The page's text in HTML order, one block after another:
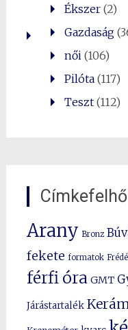
Ékszer(2)
Gazdaság
női(106)
Pilóta(117)
Teszt(112)
Címkefelhő
Arany Bronz
fekete formatok
férfi óra GMT
Járástartalék